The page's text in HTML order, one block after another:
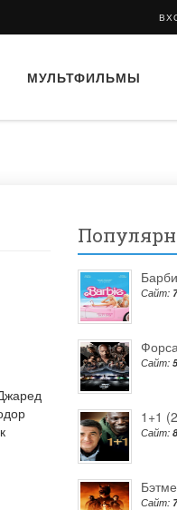
МУЛЬТФИЛЬМЫ
Сайт:
Сайт:
1+1
Сайт:
Сайт: